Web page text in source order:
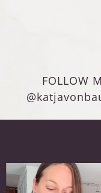
FOLLOW